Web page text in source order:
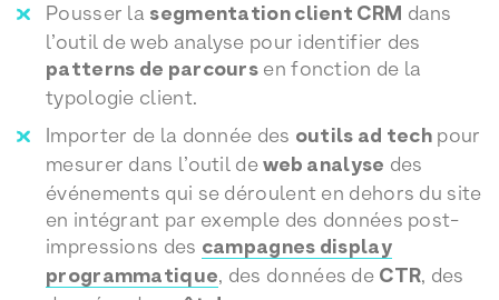
Pousser la segmentation client CRM dans
l’outil de web analyse pour identifier des
patterns de parcours en fonction de la
typologie client.
Importer de la donnée des outils ad tech pour
mesurer dans l’outil deweb analyse des
événements qui se déroulent en dehors du site
en intégrant par exemple des données post-
impressions des campagnes display
programmatique, des données de CTR, des